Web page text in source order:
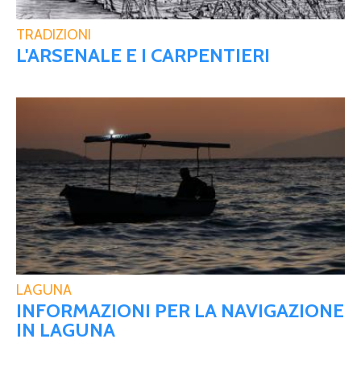
TRADIZIONI
L'ARSENALE E I CARPENTIERI
LAGUNA
INFORMAZIONI PER LA NAVIGAZIONE
IN LAGUNA